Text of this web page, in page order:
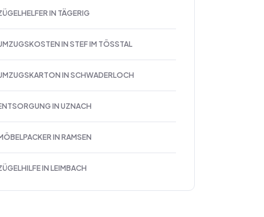
IN TÄGERIG
IN STEF IM TÖSSTAL
IN SCHWADERLOCH
IN UZNACH
IN RAMSEN
IN LEIMBACH